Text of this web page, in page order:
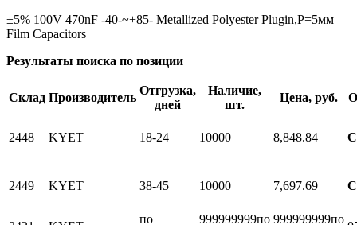
±5% 100V 470nF -40-~+85- Metallized Polyester Plugin,P=5мм
Film Capacitors
Результаты поиска по позиции
Склад Производитель
Отгрузка,
дней
Наличие,
шт.
Цена, руб.
2448 KYET 18-24 10000 8,848.84
2449 KYET 38-45 10000 7,697.69
по 999999999по 999999999по